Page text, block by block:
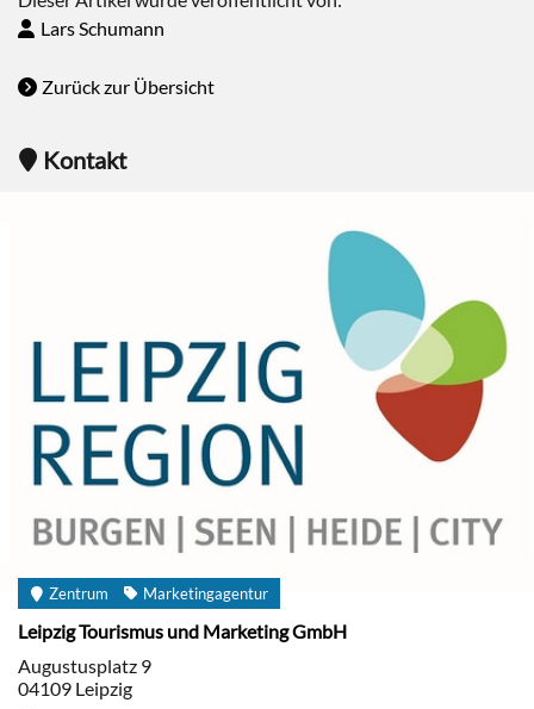
Lars Schumann
Zurück zur Übersicht
Kontakt
Zentrum Marketingagentur
Leipzig Tourismus und Marketing GmbH
Augustusplatz 9
04109 Leipzig